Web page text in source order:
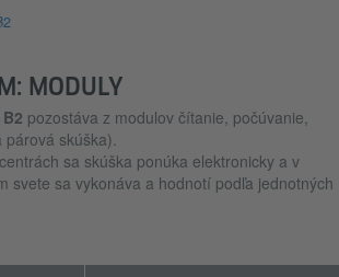
MODULY
pozostáva z modulov čítanie, počúvanie,
skúška).
sa skúška ponúka elektronicky a v
svete sa vykonáva a hodnotí podľa jednotných